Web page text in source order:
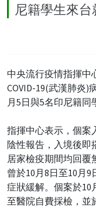
尼籍學生來台
中央流行疫情指揮中
COVID-19(武漢肺炎)
月5日與5名印尼籍同
指揮中心表示，個案
陰性報告，入境後即
居家檢疫期間均回覆
曾於10月8日至10月
症狀緩解。個案於10
至醫院自費採檢，並